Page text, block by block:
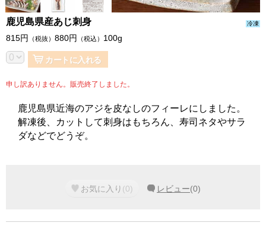
鹿児島県産あじ刺身 冷凍
815円 （税抜） 880円 （税込） 100g
カートに入れる
申し訳ありません。販売終了しました。
鹿児島県近海のアジを皮なしのフィーレにしました。
解凍後、カットして刺身はもちろん、寿司ネタやサラ
ダなどでどうぞ。
お気に入り (0) レビュー(0)